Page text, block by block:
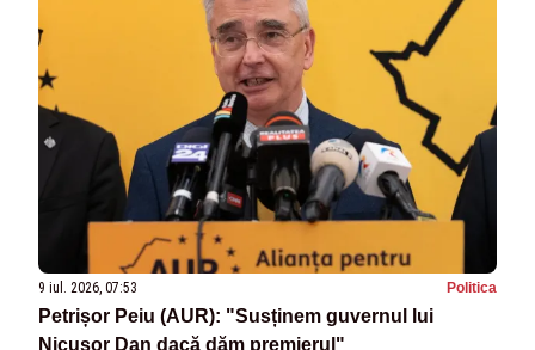
9 iul. 2026, 07:53 Politica
Petrișor Peiu (AUR): "Susținem guvernul lui
Nicușor Dan dacă dăm premierul"